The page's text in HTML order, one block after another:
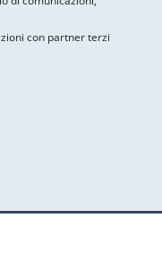
con partner terzi